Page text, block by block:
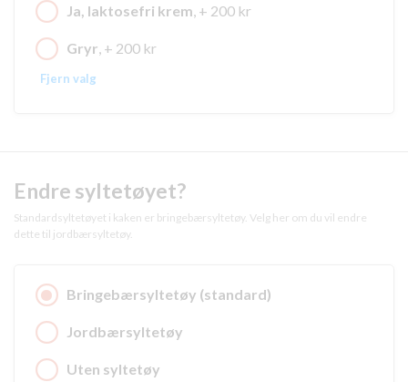
Ja, laktosefri krem , + 200 kr
Gryr , + 200 kr
Fjern valg
Endre syltetøyet?
Standardsyltetøyet i kaken er bringebærsyltetøy. Velg her om du vil endre
dette til jordbærsyltetøy.
Bringebærsyltetøy (standard)
Jordbærsyltetøy
Uten syltetøy